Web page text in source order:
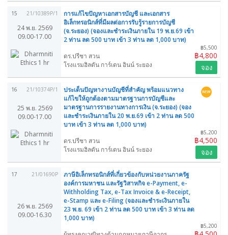
15 21/10389P/1
24 พ.ย. 2569
09.00-17.00
การแก้ไขปัญหาเอกสารบัญชี และเอกสาร
อิเล็กทรอนิกส์ที่มีผลต่อการรับรู้รายการบัญชี
(จ.ระยอง) (จองและชำระเงินภายใน 19 พ.ย.69 เข้า
2 ท่าน ลด 500 บาท เข้า 3 ท่าน ลด 1,000 บาท)
฿5,500
฿4,800
ดร.ปรีชา สวน
โรงแรมฮิลตัน การ์เดน อินน์ ระยอง
จอง
16 21/10374P/1
25 พ.ย. 2569
09.00-17.00
ประเด็นปัญหางานบัญชีที่สำคัญ พร้อมแนวทาง
แก้ไขให้ถูกต้องตามมาตรฐานการบัญชีและ
มาตรฐานการรายงานทางการเงิน (จ.ระยอง) (จอง
และชำระเงินภายใน 20 พ.ย.69 เข้า 2 ท่าน ลด 500
บาท เข้า 3 ท่าน ลด 1,000 บาท)
฿5,200
฿4,500
ดร.ปรีชา สวน
โรงแรมฮิลตัน การ์เดน อินน์ ระยอง
จอง
17 21/01690P
26 พ.ย. 2569
09.00-16.30
ภาษีอิเล็กทรอนิกส์ที่เกี่ยวข้องกับหน่วยงานภาครัฐ
องค์การมหาชน และรัฐวิสาหกิจ e-Payment, e-
Withholding Tax, e-Tax Invoice & e-Receipt,
e-Stamp และ e-Filing (จองและชำระเงินภายใน
23 พ.ย. 69 เข้า 2 ท่าน ลด 500 บาท เข้า 3 ท่าน ลด
1,000 บาท)
฿5,200